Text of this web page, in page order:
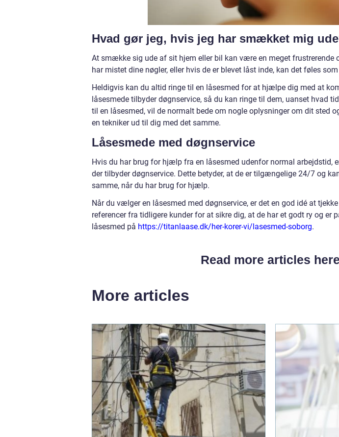
Hvad gør jeg, hvis jeg har smækket mig
At smække sig ude af sit hjem eller bil kan være en meget frustrerende
har mistet dine nøgler, eller hvis de er blevet låst inde, kan det føles
Heldigvis kan du altid ringe til en låsesmed for at hjælpe dig med at
låsesmede tilbyder døgnservice, så du kan ringe til dem, uanset hvad
til en låsesmed, vil de normalt bede om nogle oplysninger om dit sted
en tekniker ud til dig med det samme.
Låsesmede med døgnservice
Hvis du har brug for hjælp fra en låsesmed udenfor normal arbejdstid,
der tilbyder døgnservice. Dette betyder, at de er tilgængelige 24/7 og
samme, når du har brug for hjælp.
Når du vælger en låsesmed med døgnservice, er det en god idé at
referencer fra tidligere kunder for at sikre dig, at de har et godt ry og er
låsesmed på https://titanlaase.dk/her-korer-vi/lasesmed-soborg.
Read more articles here
More articles